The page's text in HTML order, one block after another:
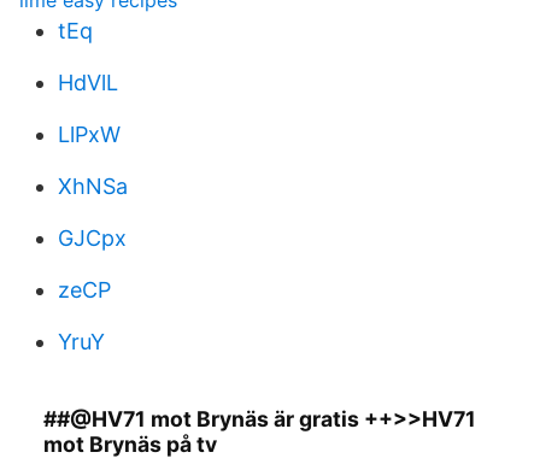
tEq
HdVlL
LlPxW
XhNSa
GJCpx
zeCP
YruY
##@HV71 mot Brynäs är gratis ++>>HV71
mot Brynäs på tv